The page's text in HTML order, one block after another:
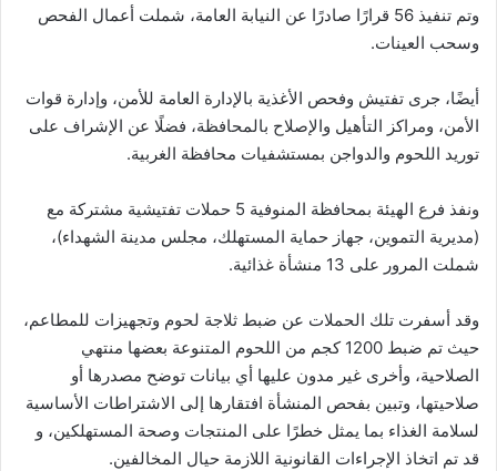
وتم تنفيذ 56 قرارًا صادرًا عن النيابة العامة، شملت أعمال الفحص
وسحب العينات.
أيضًا، جرى تفتيش وفحص الأغذية بالإدارة العامة للأمن، وإدارة قوات
الأمن، ومراكز التأهيل والإصلاح بالمحافظة، فضلًا عن الإشراف على
توريد اللحوم والدواجن بمستشفيات محافظة الغربية.
ونفذ فرع الهيئة بمحافظة المنوفية 5 حملات تفتيشية مشتركة مع
(مديرية التموين، جهاز حماية المستهلك، مجلس مدينة الشهداء)،
شملت المرور على 13 منشأة غذائية.
وقد أسفرت تلك الحملات عن ضبط ثلاجة لحوم وتجهيزات للمطاعم،
حيث تم ضبط 1200 كجم من اللحوم المتنوعة بعضها منتهي
الصلاحية، وأخرى غير مدون عليها أي بيانات توضح مصدرها أو
صلاحيتها، وتبين بفحص المنشأة افتقارها إلى الاشتراطات الأساسية
لسلامة الغذاء بما يمثل خطرًا على المنتجات وصحة المستهلكين، و
قد تم اتخاذ الإجراءات القانونية اللازمة حيال المخالفين.